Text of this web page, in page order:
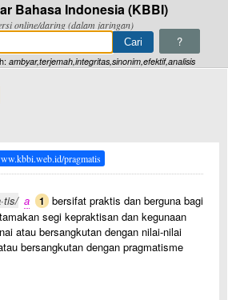
Bahasa Indonesia (KBBI)
online/daring (dalam jaringan)
?
ambyar,terjemah,integritas,sinonim,efektif,analisis
pragmatis
a 1 bersifat praktis dan berguna bagi
segi kepraktisan dan kegunaan
atau bersangkutan dengan nilai-nilai
bersangkutan dengan pragmatisme